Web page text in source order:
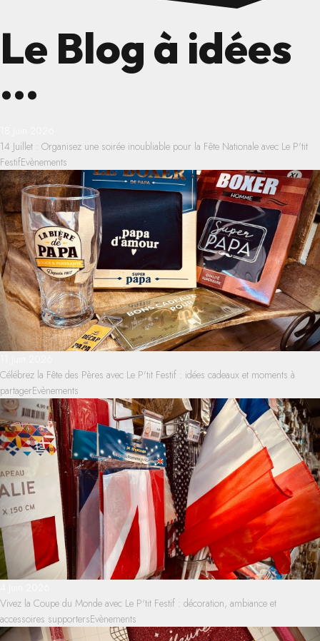
Le Blog à idées
...
14 Juillet : Organisez une soirée inoubliable pour la Fête Nationale avec Le P'tit
FestifEvènements
Célébrez la Fête des Pères avec Le P'tit Festif : idées cadeaux et moments à
partagerEvènements
Vivez la Coupe du Monde avec Le P'tit Festif : décoration, ambiance et
accessoires supportersEvènements